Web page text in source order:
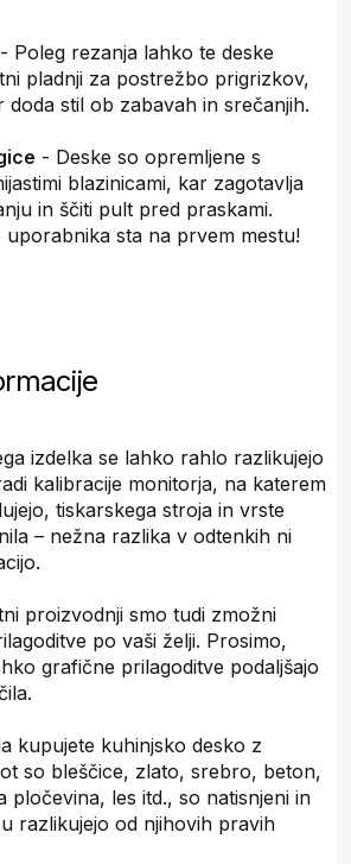
- Poleg rezanja lahko te deske
pladnji za postrežbo prigrizkov,
doda stil ob zabavah in srečanjih.
- Deske so opremljene s
blazinicami, kar zagotavlja
in ščiti pult pred praskami.
uporabnika sta na prvem mestu!
izdelka se lahko rahlo razlikujejo
kalibracije monitorja, na katerem
tiskarskega stroja in vrste
– nežna razlika v odtenkih ni
proizvodnji smo tudi zmožni
po vaši želji. Prosimo,
grafične prilagoditve podaljšajo
kupujete kuhinjsko desko z
so bleščice, zlato, srebro, beton,
pločevina, les itd., so natisnjeni in
razlikujejo od njihovih pravih